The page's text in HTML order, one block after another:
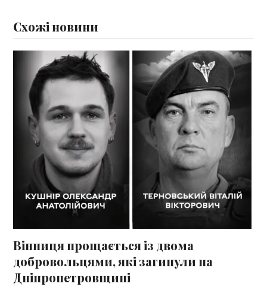
Схожі новини
Вінниця прощається із двома
добровольцями, які загинули на
Дніпропетровщині